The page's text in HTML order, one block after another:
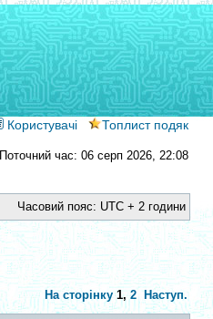
Користувачі Топлист подяк
Поточний час: 06 серп 2026, 22:08
Часовий пояс: UTC + 2 години
На сторінку 1,2 Наступ.